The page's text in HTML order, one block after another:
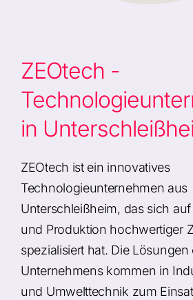
ZEOtech -
in
ZEOtech ist ein innovatives
Technologieunternehmen aus
Unterschleißheim, das sich
und Produktion hochwertiger
spezialisiert hat. Die Lösungen
Unternehmens kommen in
und Umwelttechnik zum